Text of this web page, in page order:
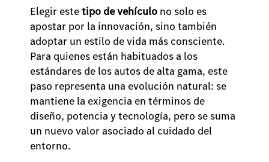
Elegir estetipo de vehículo no solo es
apostar por la innovación, sino también
adoptar un estilo de vida más consciente.
Para quienes están habituados a los
estándares de los autos de alta gama, este
paso representa una evolución natural: se
mantiene la exigencia en términos de
diseño, potencia y tecnología, pero se suma
un nuevo valor asociado al cuidado del
entorno.